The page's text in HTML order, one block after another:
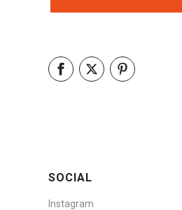
SOCIAL
Instagram